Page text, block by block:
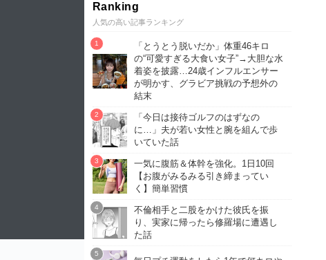
Ranking
人気の高い記事ランキング
「とうとう脱いだか」体重46キロ
の“可愛すぎる大食い女子”→大胆な水
着姿を披露…24歳インフルエンサー
が明かす、グラビア挑戦の予想外の
結末
「今日は接待ゴルフのはずなの
に…」夫が若い女性と腕を組んで歩
いていた話
一気に腹筋＆体幹を強化。1日10回
【お腹がみるみる引き締まってい
く】簡単習慣
不倫相手と二股をかけた彼氏を振
り、実家に帰ったら修羅場に遭遇し
た話